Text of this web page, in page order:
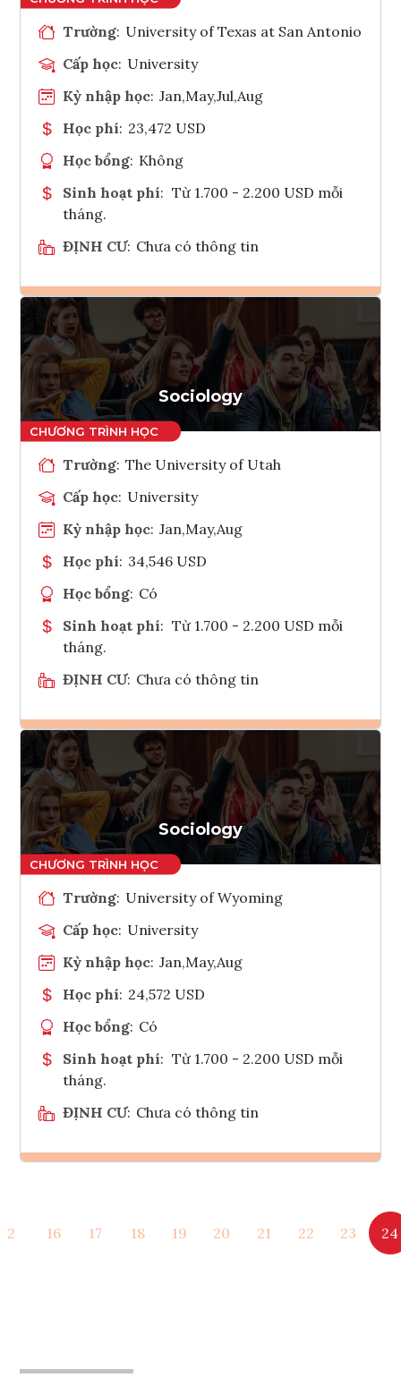
Trường: University of Texas at San Antonio
Cấp học: University
Kỳ nhập học: Jan,May,Jul,Aug
Học phí: 23,472 USD
Học bổng: Không
Sinh hoạt phí: Từ 1.700 - 2.200 USD mỗi
tháng.
ĐỊNH CƯ: Chưa có thông tin
Ghi danh
Tham vấn Interlink
Sociology
Trường: The University of Utah
Cấp học: University
Kỳ nhập học: Jan,May,Aug
Học phí: 34,546 USD
Học bổng: Có
Sinh hoạt phí: Từ 1.700 - 2.200 USD mỗi
tháng.
ĐỊNH CƯ: Chưa có thông tin
Ghi danh
Tham vấn Interlink
Sociology
Trường: University of Wyoming
Cấp học: University
Kỳ nhập học: Jan,May,Aug
Học phí: 24,572 USD
Học bổng: Có
Sinh hoạt phí: Từ 1.700 - 2.200 USD mỗi
tháng.
ĐỊNH CƯ: Chưa có thông tin
Tham vấn Interlink
2 16 17 18 19 20 21 22 23 24